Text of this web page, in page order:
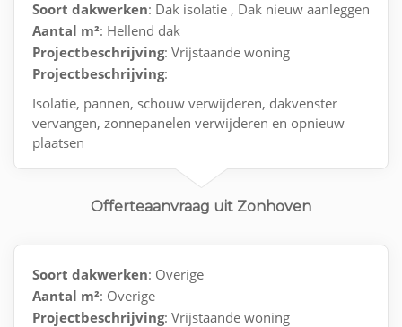
Soort dakwerken: Dak isolatie , Dak nieuw aanleggen
Aantal m²: Hellend dak
Projectbeschrijving: Vrijstaande woning
Projectbeschrijving:
Isolatie, pannen, schouw verwijderen, dakvenster
vervangen, zonnepanelen verwijderen en opnieuw
plaatsen
Offerteaanvraag uit Zonhoven
Soort dakwerken: Overige
Aantal m²: Overige
Projectbeschrijving: Vrijstaande woning